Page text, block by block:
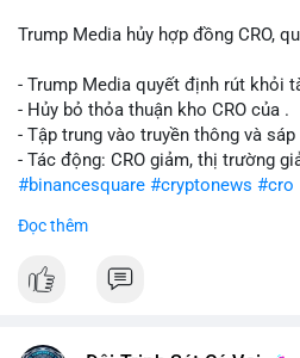
Trump Media hủy hợp đồng CRO,
- Trump Media quyết định rút khỏi
- Hủy bỏ thỏa thuận kho CRO của .
- Tập trung vào truyền thông và
- Tác động: CRO giảm, thị trường
#binancesquare #cryptonews #cro
$cro
#vlikevn #titanbot
Đọc thêm